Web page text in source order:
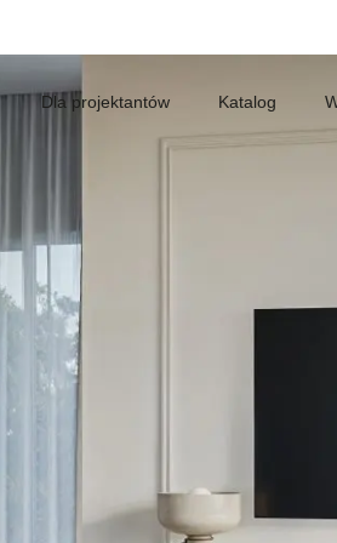
Dla projektantów Katalog